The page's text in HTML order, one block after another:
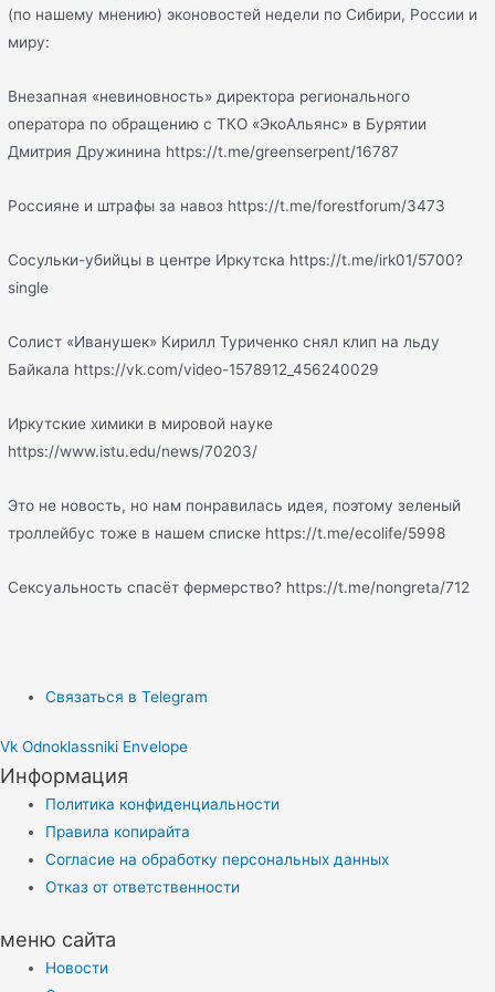
(по нашему мнению) эконовостей недели по Сибири, России и
миру:
Внезапная «невиновность» директора регионального
оператора по обращению с ТКО «ЭкоАльянс» в Бурятии
Дмитрия Дружинина https://t.me/greenserpent/16787
Россияне и штрафы за навоз https://t.me/forestforum/3473
Сосульки-убийцы в центре Иркутска https://t.me/irk01/5700?
single
Солист «Иванушек» Кирилл Туриченко снял клип на льду
Байкала https://vk.com/video-1578912_456240029
Иркутские химики в мировой науке
https://www.istu.edu/news/70203/
Это не новость, но нам понравилась идея, поэтому зеленый
троллейбус тоже в нашем списке https://t.me/ecolife/5998
Сексуальность спасёт фермерство? https://t.me/nongreta/712
Связаться в Telegram
Vk Odnoklassniki Envelope
Информация
Политика конфиденциальности
Правила копирайта
Согласие на обработку персональных данных
Отказ от ответственности
меню сайта
Новости